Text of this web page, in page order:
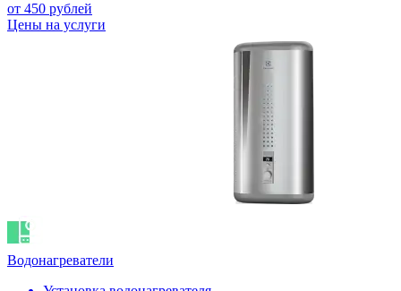
от 450 рублей
Цены на услуги
Водонагреватели